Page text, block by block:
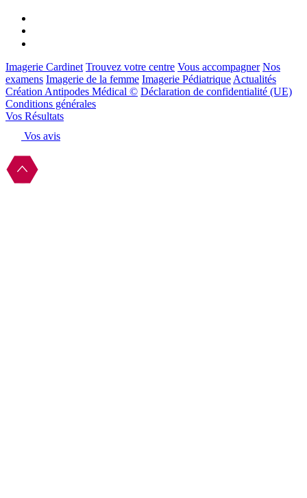
Imagerie Cardinet Trouvez votre centre Vous accompagner Nos
examens Imagerie de la femme Imagerie Pédiatrique Actualités
Création Antipodes Médical © Déclaration de confidentialité (UE)
Conditions générales
Vos Résultats
Vos avis